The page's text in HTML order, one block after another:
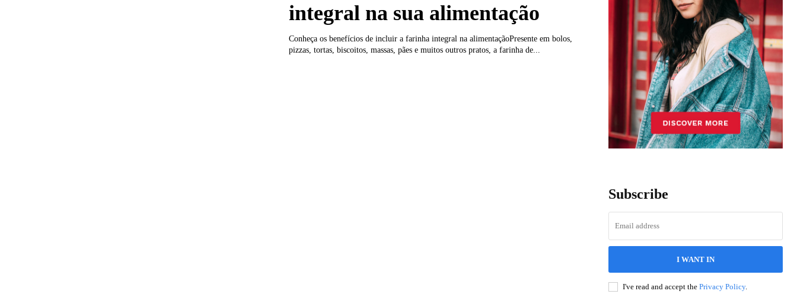
integral na sua alimentação
Conheça os benefícios de incluir a farinha integral na alimentaçãoPresente em bolos,
pizzas, tortas, biscoitos, massas, pães e muitos outros pratos, a farinha de...
Subscribe
I WANT IN
I've read and accept the Privacy Policy.